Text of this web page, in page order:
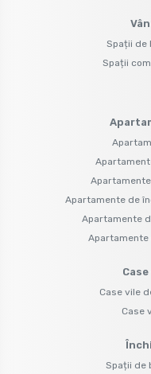
Spații de
Spații
Apartamente de
Apartamente
Apartamente
Case vile
Case
Spații de